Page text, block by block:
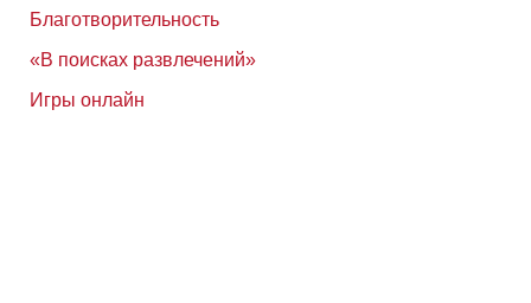
Благотворительность
«В поисках развлечений»
Игры онлайн